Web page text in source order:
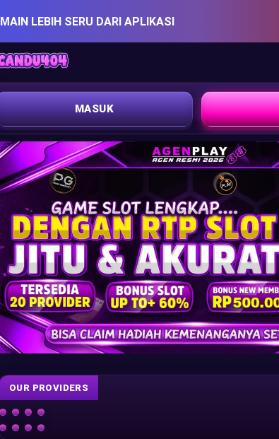
MAIN LEBIH SERU DARI APLIKASI
MASUK
OUR PROVIDERS